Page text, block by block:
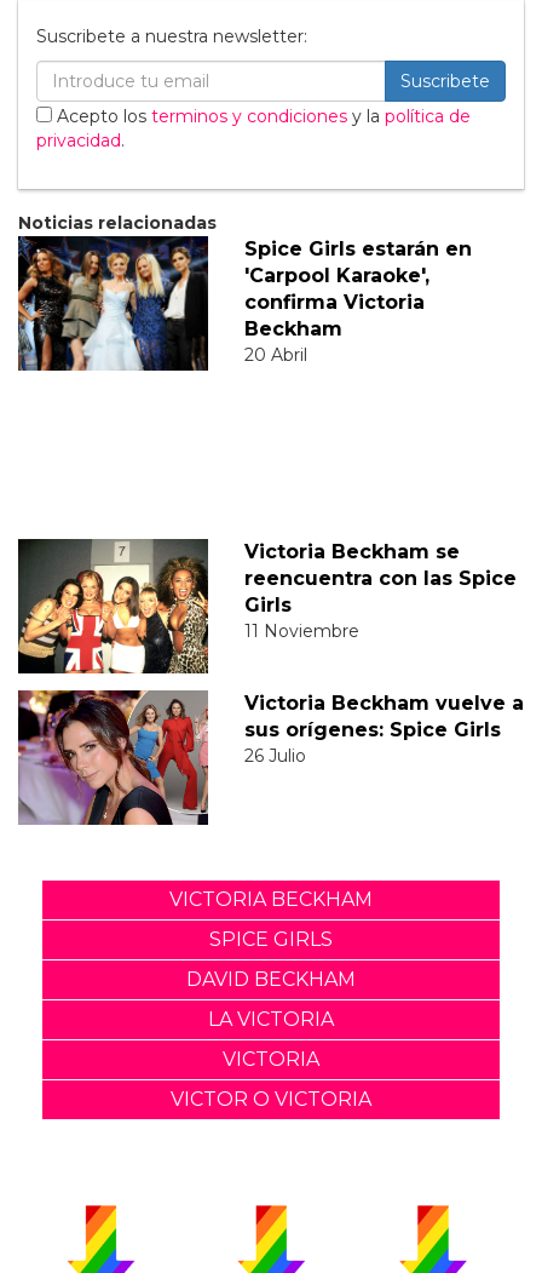
Suscribete a nuestra newsletter:
Suscribete
Acepto los terminos y condiciones y la política de
privacidad.
Noticias relacionadas
Spice Girls estarán en
'Carpool Karaoke',
confirma Victoria
Beckham
20 Abril
Victoria Beckham se
reencuentra con las Spice
Girls
11 Noviembre
Victoria Beckham vuelve a
sus orígenes: Spice Girls
26 Julio
VICTORIA BECKHAM
SPICE GIRLS
DAVID BECKHAM
LA VICTORIA
VICTORIA
VICTOR O VICTORIA